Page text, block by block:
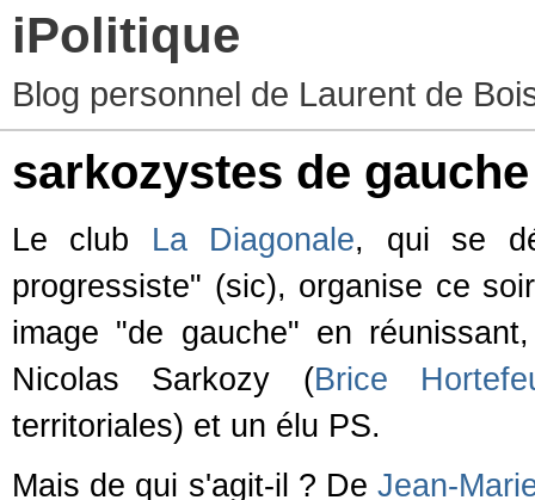
iPolitique
Blog personnel de Laurent de
sarkozystes de gauche
Le club La Diagonale, qui se
progressiste" (sic), organise ce
image "de gauche" en
Nicolas Sarkozy (Brice
territoriales) et un élu PS.
Mais de qui s'agit-il ? De Jean-